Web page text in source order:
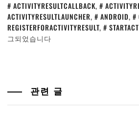
ACTIVITYRESULTCALLBACK,
ACTIVITYRESULTLAUNCHER, ANDROID,
REGISTERFORACTIVITYRESULT,
그되었습니다
관련 글